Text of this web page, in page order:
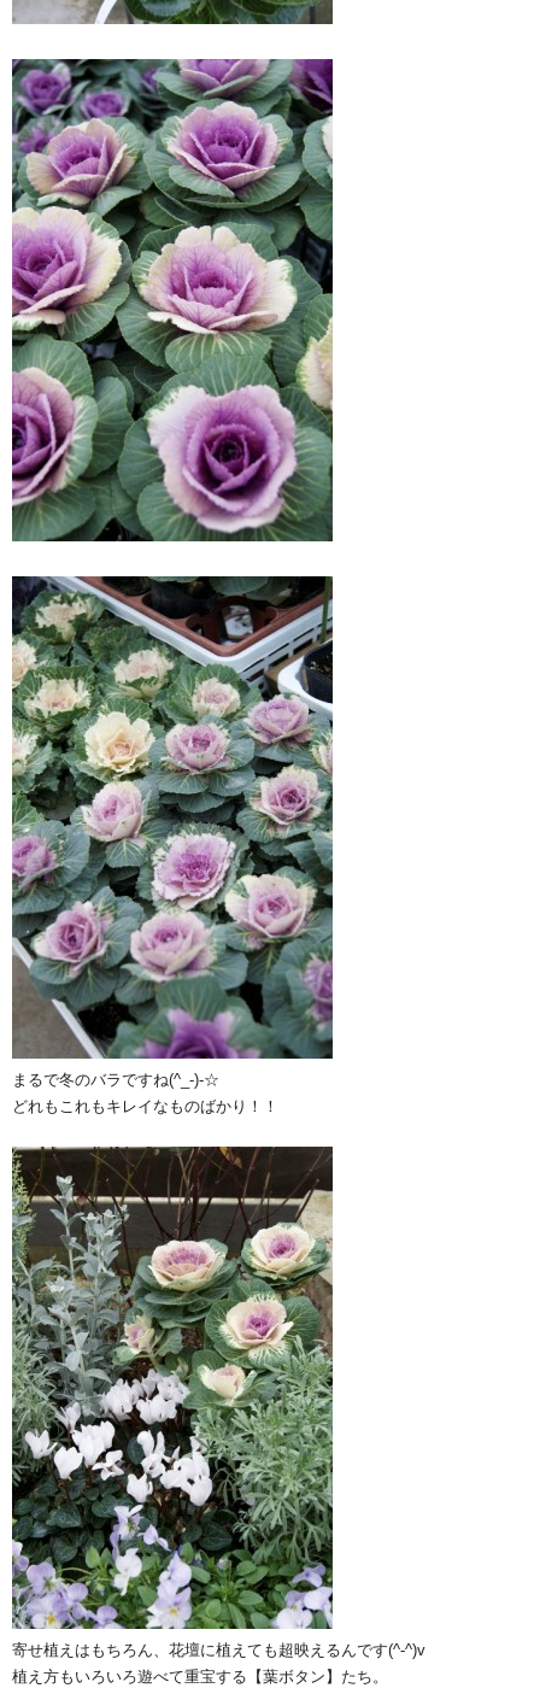
まるで冬のバラですね(^_-)-☆
どれもこれもキレイなものばかり！！
寄せ植えはもちろん、花壇に植えても超映えるんです(^-^)v
植え方もいろいろ遊べて重宝する【葉ボタン】たち。